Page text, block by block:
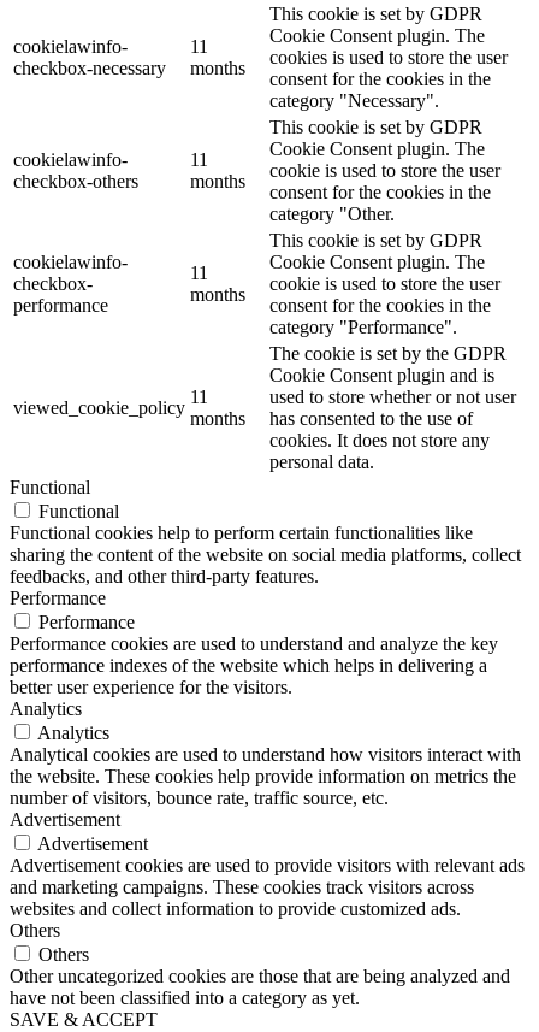
cookielawinfo-
checkbox-necessary
11
months
This cookie is set by GDPR
Cookie Consent plugin. The
cookies is used to store the user
consent for the cookies in the
category "Necessary".
cookielawinfo-
checkbox-others
11
months
This cookie is set by GDPR
Cookie Consent plugin. The
cookie is used to store the user
consent for the cookies in the
category "Other.
cookielawinfo-
checkbox-
performance
11
months
This cookie is set by GDPR
Cookie Consent plugin. The
cookie is used to store the user
consent for the cookies in the
category "Performance".
viewed_cookie_policy
11
months
The cookie is set by the GDPR
Cookie Consent plugin and is
used to store whether or not user
has consented to the use of
cookies. It does not store any
personal data.
Functional
Functional
Functional cookies help to perform certain functionalities like
sharing the content of the website on social media platforms, collect
feedbacks, and other third-party features.
Performance
Performance
Performance cookies are used to understand and analyze the key
performance indexes of the website which helps in delivering a
better user experience for the visitors.
Analytics
Analytics
Analytical cookies are used to understand how visitors interact with
the website. These cookies help provide information on metrics the
number of visitors, bounce rate, traffic source, etc.
Advertisement
Advertisement
Advertisement cookies are used to provide visitors with relevant ads
and marketing campaigns. These cookies track visitors across
websites and collect information to provide customized ads.
Others
Others
Other uncategorized cookies are those that are being analyzed and
have not been classified into a category as yet.
SAVE & ACCEPT